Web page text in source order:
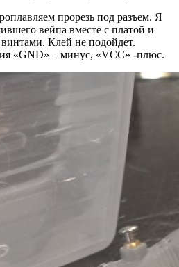
прорезь под разъем. Я
вейпа вместе с платой и
Клей не подойдет.
«GND» – минус, «VCC» -плюс.